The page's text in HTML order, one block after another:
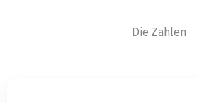
Die Zahlen